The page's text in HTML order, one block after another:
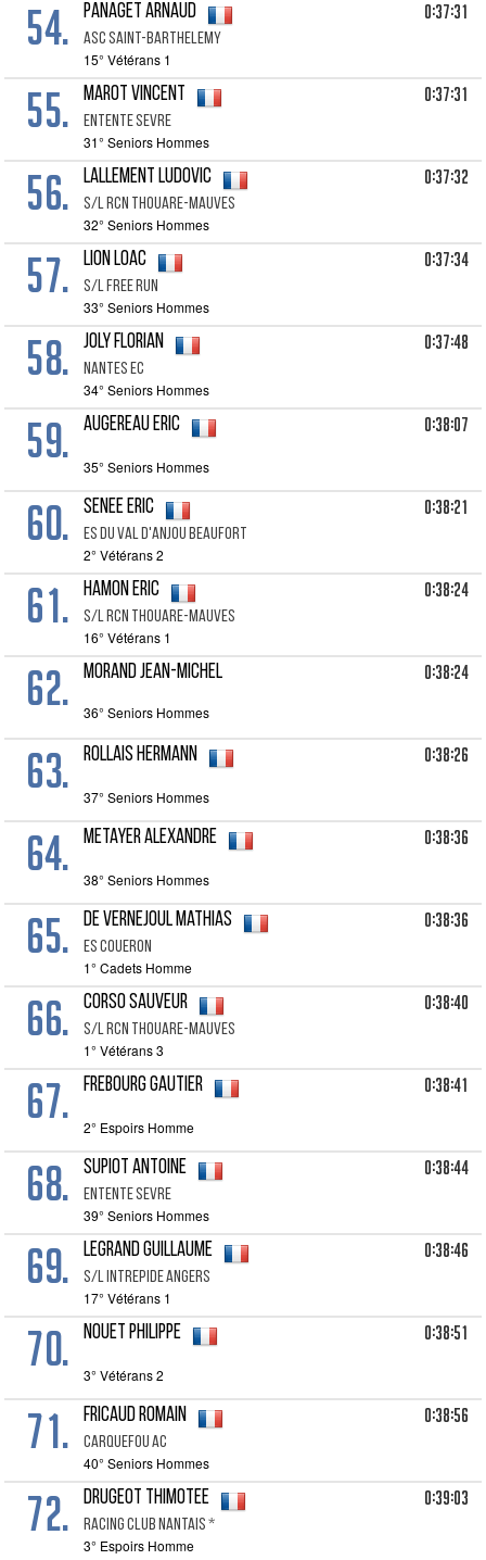
54. PANAGET Arnaud
Asc Saint-barthelemy
0:37:31
15° Vétérans 1
55. MAROT Vincent
Entente Sevre
0:37:31
31° Seniors Hommes
56. LALLEMENT Ludovic
S/l Rcn Thouare-mauves
0:37:32
32° Seniors Hommes
57. LION Loac
S/l Free Run
0:37:34
33° Seniors Hommes
58. JOLY Florian
Nantes Ec
0:37:48
34° Seniors Hommes
59. AUGEREAU Eric 0:38:07
35° Seniors Hommes
60. SENEE Eric
Es Du Val D'anjou Beaufort
0:38:21
2° Vétérans 2
61. HAMON Eric
S/l Rcn Thouare-mauves
0:38:24
16° Vétérans 1
62. MORAND Jean-Michel 0:38:24
36° Seniors Hommes
63. ROLLAIS Hermann 0:38:26
37° Seniors Hommes
64. METAYER Alexandre 0:38:36
38° Seniors Hommes
65. DE VERNEJOUL Mathias
Es Coueron
0:38:36
1° Cadets Homme
66. CORSO Sauveur
S/l Rcn Thouare-mauves
0:38:40
1° Vétérans 3
67. FREBOURG Gautier 0:38:41
2° Espoirs Homme
68. SUPIOT Antoine
Entente Sevre
0:38:44
39° Seniors Hommes
69. LEGRAND Guillaume
S/l Intrepide Angers
0:38:46
17° Vétérans 1
70. NOUET Philippe 0:38:51
3° Vétérans 2
71. FRICAUD Romain
Carquefou Ac
0:38:56
40° Seniors Hommes
72. DRUGEOT Thimotee
Racing Club Nantais *
0:39:03
3° Espoirs Homme